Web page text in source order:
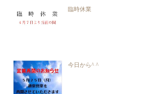
臨時休業
今日から^ ^